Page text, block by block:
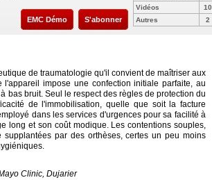
EMC Démo S'abonner
Vidéos
10
Autres
2
de traumatologie qu'il convient de maîtriser aux
impose une confection initiale parfaite, au
bas bruit. Seul le respect des règles de protection du
de l'immobilisation, quelle que soit la facture
dans les services d'urgences pour sa facilité à
long et son coût modique. Les contentions souples,
par des orthèses, certes un peu moins
Clinic, Dujarier